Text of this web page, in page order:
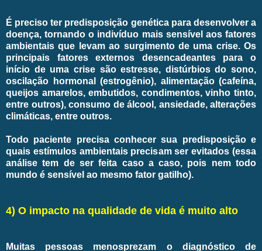
É preciso ter predisposição genética para desenvolver a
doença, tornando o indivíduo mais sensível aos fatores
ambientais que levam ao surgimento de uma crise. Os
principais fatores externos desencadeantes para o
início de uma crise são estresse, distúrbios do sono,
oscilação hormonal (estrogênio), alimentação (cafeína,
queijos amarelos, embutidos, condimentos, vinho tinto,
entre outros), consumo de álcool, ansiedade, alterações
climáticas, entre outros.
Todo paciente precisa conhecer sua predisposição e
quais estímulos ambientais precisam ser evitados (essa
análise tem de ser feita caso a caso, pois nem todo
mundo é sensível ao mesmo fator gatilho).
4) O impacto na qualidade de vida é muito alto
Muitas pessoas menosprezam o diagnóstico de